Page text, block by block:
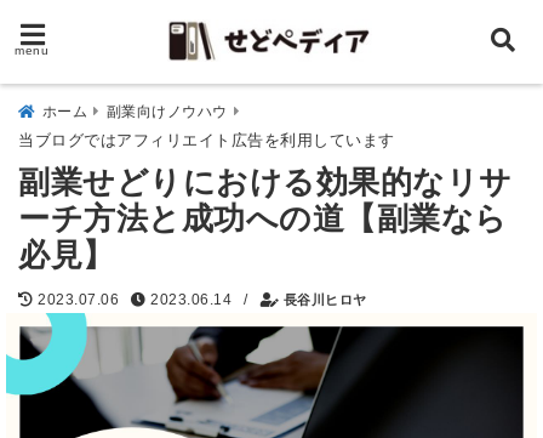
menu
ホーム 副業向けノウハウ
当ブログではアフィリエイト広告を利用しています
副業せどりにおける効果的なリサ
ーチ方法と成功への道【副業なら
必見】
2023.07.06 2023.06.14 / 長谷川ヒロヤ